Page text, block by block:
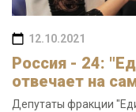
12.10.2021
Россия - 24:
отвечает на
Депутаты фракции